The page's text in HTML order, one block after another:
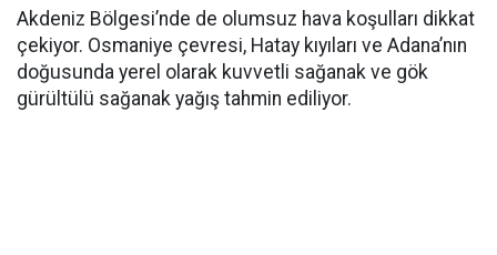
Akdeniz Bölgesi’nde de olumsuz hava koşulları dikkat
çekiyor. Osmaniye çevresi, Hatay kıyıları ve Adana’nın
doğusunda yerel olarak kuvvetli sağanak ve gök
gürültülü sağanak yağış tahmin ediliyor.